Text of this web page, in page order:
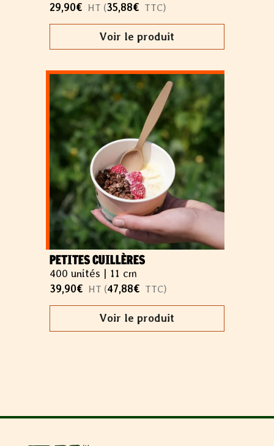
29,90€ HT (35,88€ TTC)
Voir le produit
PETITES CUILLÈRES
400 unités | 11 cm
39,90€ HT (47,88€ TTC)
Voir le produit